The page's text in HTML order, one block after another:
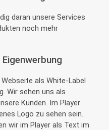
daran unsere Services
noch mehr
als White-Label
Wir sehen uns als
Kunden. Im Player
Logo zu sehen sein.
wir im Player als Text im